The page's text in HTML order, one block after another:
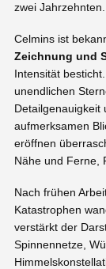
zwei Jahrzehnten.
Celmins ist
Zeichnung und
Intensität
unendlichen
Detailgenauigkeit
aufmerksamen
eröffnen
Nähe und Ferne,
Nach frühen
Katastrophen
verstärkt der
Spinnennetze,